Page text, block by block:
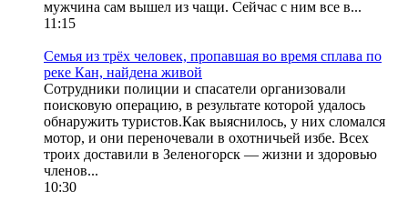
мужчина сам вышел из чащи. Сейчас с ним все в...
11:15
Семья из трёх человек, пропавшая во время сплава по
реке Кан, найдена живой
Сотрудники полиции и спасатели организовали
поисковую операцию, в результате которой удалось
обнаружить туристов.Как выяснилось, у них сломался
мотор, и они переночевали в охотничьей избе. Всех
троих доставили в Зеленогорск — жизни и здоровью
членов...
10:30